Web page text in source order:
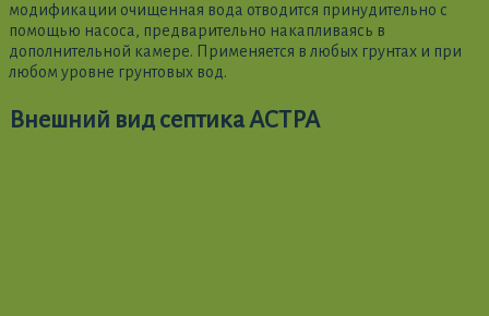
модификации очищенная вода отводится принудительно с
помощью насоса, предварительно накапливаясь в
дополнительной камере. Применяется в любых грунтах и при
любом уровне грунтовых вод.
Внешний вид септика АСТРА